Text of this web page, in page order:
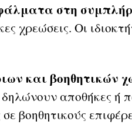
στη
χρεώσεις. Oι
και βοηθητικών
αποθήκες ή
βοηθητικούς